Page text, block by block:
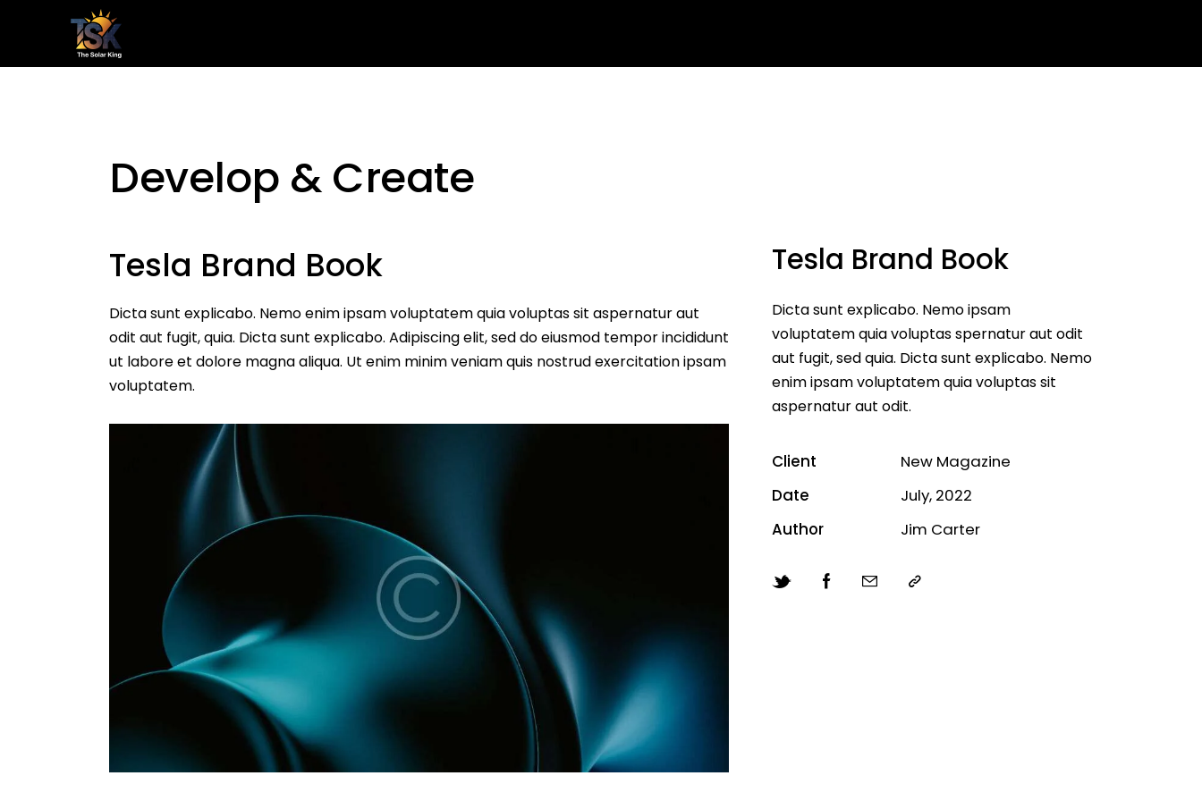
Develop & Create
Tesla Brand Book
Dicta sunt explicabo. Nemo enim ipsam voluptatem quia voluptas sit aspernatur aut
odit aut fugit, quia. Dicta sunt explicabo. Adipiscing elit, sed do eiusmod tempor incididunt
ut labore et dolore magna aliqua. Ut enim minim veniam quis nostrud exercitation ipsam
voluptatem.
Tesla Brand Book
Dicta sunt explicabo. Nemo ipsam
voluptatem quia voluptas spernatur aut odit
aut fugit, sed quia. Dicta sunt explicabo. Nemo
enim ipsam voluptatem quia voluptas sit
aspernatur aut odit.
Client
New Magazine
Date
July, 2022
Author
Jim Carter